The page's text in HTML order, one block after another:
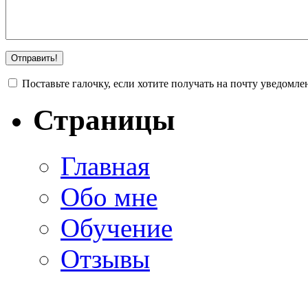
Поставьте галочку, если хотите получать на почту
Страницы
Главная
Обо мне
Обучение
Отзывы